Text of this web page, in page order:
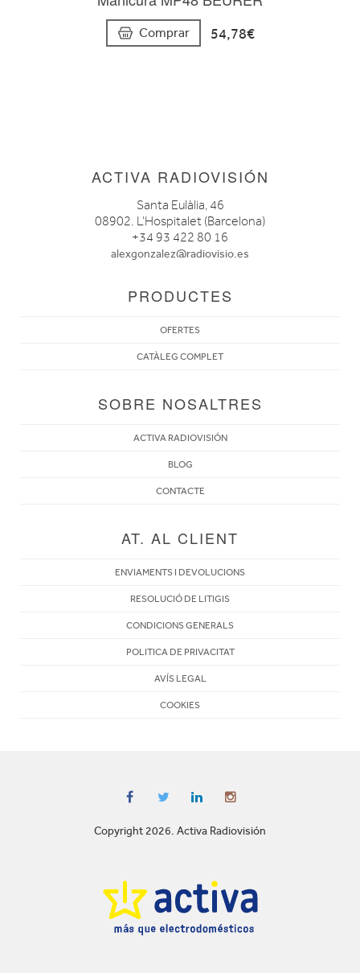
Comprar 54,78€
ACTIVA RADIOVISIÓN
Santa Eulàlia, 46
08902. L’Hospitalet (Barcelona)
+34 93 422 80 16
alexgonzalez@radiovisio.es
PRODUCTES
OFERTES
CATÀLEG COMPLET
SOBRE NOSALTRES
ACTIVA RADIOVISIÓN
BLOG
CONTACTE
AT. AL CLIENT
ENVIAMENTS I DEVOLUCIONS
RESOLUCIÓ DE LITIGIS
CONDICIONS GENERALS
POLITICA DE PRIVACITAT
AVÍS LEGAL
COOKIES
Copyright 2026. Activa Radiovisión